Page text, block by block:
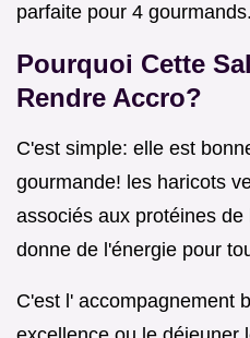
parfaite pour 4 gourmands.
Pourquoi Cette
Rendre Accro?
C'est simple: elle est
gourmande! les haricots
associés aux protéines
donne de l'énergie pour
C'est l' accompagnement